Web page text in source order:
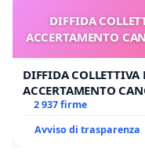
DIFFIDA
ACCERTAMENTO
DIFFIDA COLLETTIVA
ACCERTAMENTO
2 937 firme
Avviso di trasparenza